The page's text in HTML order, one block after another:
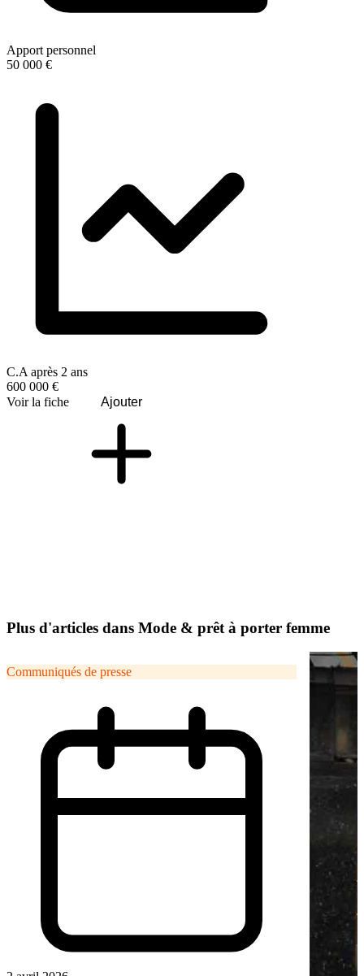
Apport personnel
50 000 €
C.A après 2 ans
600 000 €
Voir la fiche
Ajouter
Plus d'articles dans Mode & prêt à porter femme
Communiqués de presse